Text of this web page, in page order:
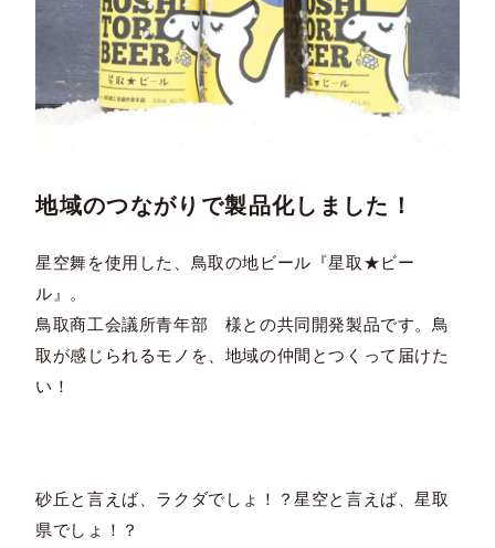
地域のつながりで製品化しました！
星空舞を使用した、鳥取の地ビール『星取★ビー
ル』。
鳥取商工会議所青年部 様との共同開発製品です。鳥
取が感じられるモノを、地域の仲間とつくって届けた
い！
砂丘と言えば、ラクダでしょ！？星空と言えば、星取
県でしょ！？